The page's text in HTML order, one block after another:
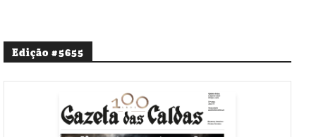
Edição #5655